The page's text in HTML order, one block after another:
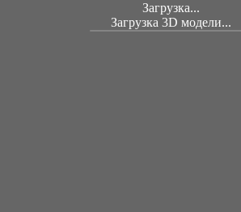
Загрузка...
Загрузка 3D модели...